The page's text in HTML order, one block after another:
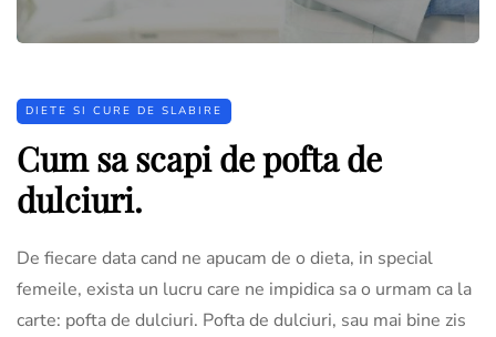
DIETE SI CURE DE SLABIRE
Cum sa scapi de pofta de
dulciuri.
De fiecare data cand ne apucam de o dieta, in special
femeile, exista un lucru care ne impidica sa o urmam ca la
carte: pofta de dulciuri. Pofta de dulciuri, sau mai bine zis